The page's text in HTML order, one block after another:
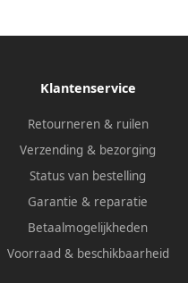
Klantenservice
Retourneren & ruilen
Verzending & bezorging
Status van bestelling
Garantie & reparatie
Betaalmogelijkheden
Voorraad & beschikbaarheid